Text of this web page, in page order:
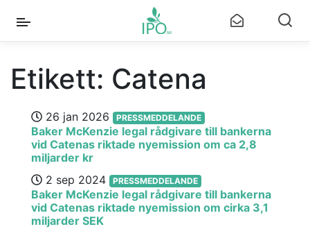
Etikett: Catena
26 jan 2026 PRESSMEDDELANDE
Baker McKenzie legal rådgivare till bankerna
vid Catenas riktade nyemission om ca 2,8
miljarder kr
2 sep 2024
PRESSMEDDELANDE
Baker McKenzie legal rådgivare till bankerna
vid Catenas riktade nyemission om cirka 3,1
miljarder SEK